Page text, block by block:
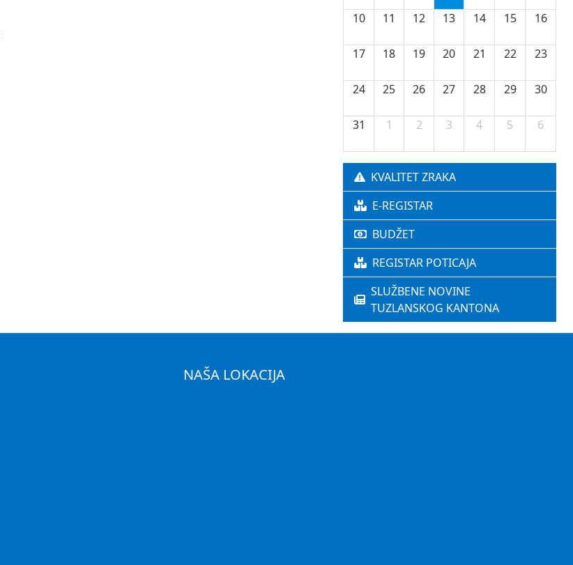
10 11 12 13 14 15 16
17 18 19 20 21 22 23
24 25 26 27 28 29 30
31 1 2 3 4 5 6
KVALITET ZRAKA
E-REGISTAR
BUDŽET
REGISTAR POTICAJA
SLUŽBENE NOVINE
TUZLANSKOG KANTONA
NAŠA LOKACIJA